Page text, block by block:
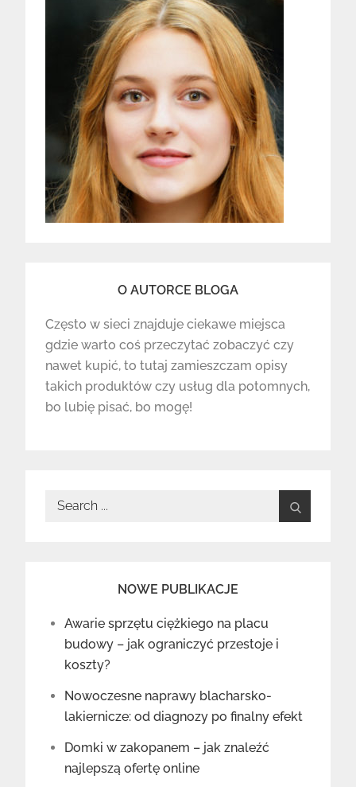
O AUTORCE BLOGA
Często w sieci znajduje ciekawe miejsca
gdzie warto coś przeczytać zobaczyć czy
nawet kupić, to tutaj zamieszczam opisy
takich produktów czy usług dla potomnych,
bo lubię pisać, bo mogę!
Search
NOWE PUBLIKACJE
Awarie sprzętu ciężkiego na placu
budowy – jak ograniczyć przestoje i
koszty?
Nowoczesne naprawy blacharsko-
lakiernicze: od diagnozy po finalny efekt
Domki w zakopanem – jak znaleźć
najlepszą ofertę online